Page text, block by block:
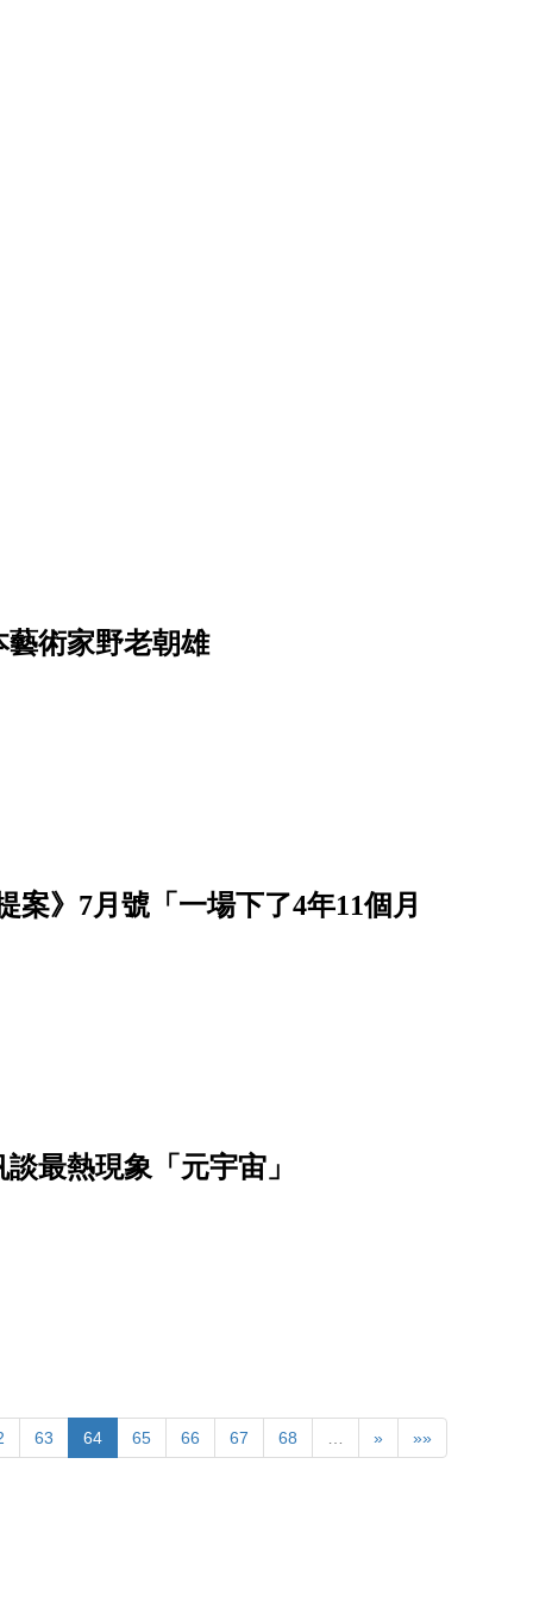
術家野老朝雄
》7月號「一場下了4年11個月
最熱現象「元宇宙」
63 64 65 66 67 68 … » »»